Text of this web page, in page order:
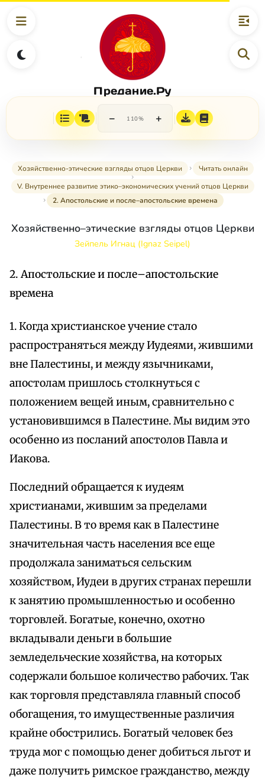
Предание.Ру
− 110% +
Хозяйственно-этические взгляды отцов Церкви
Читать онлайн
V. Внутреннее развитие этико–экономических учений отцов Церкви
2. Апостольские и после–апостольские времена
Хозяйственно–этические взгляды отцов Церкви
Зейпель Игнац (Ignaz Seipel)
2. Апостольские и после–апостольские
времена
1. Когда христианское учение стало
распространяться между Иудеями, жившими
вне Палестины, и между язычниками,
апостолам пришлось столкнуться с
положением вещей иным, сравнительно с
установившимся в Палестине. Мы видим это
особенно из посланий апостолов Павла и
Иакова.
Последний обращается к иудеям
христианами, жившим за пределами
Палестины. В то время как в Палестине
значительная часть населения все еще
продолжала заниматься сельским
хозяйством, Иудеи в других странах перешли
к занятию промышленностью и особенно
торговлей. Богатые, конечно, охотно
вкладывали деньги в большие
земледельческие хозяйства, на которых
содержали большое количество рабочих. Так
как торговля представляла главный способ
обогащения, то имущественные различия
крайне обострились. Богатый человек без
труда мог с помощью денег добиться льгот и
даже получить римское гражданство, между